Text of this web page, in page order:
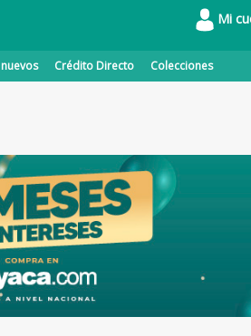
Mi
Crédito Directo Colecciones